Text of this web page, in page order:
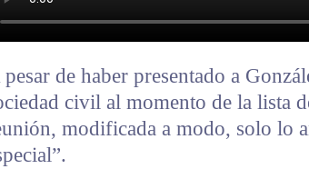
de haber presentado a
civil al momento de la lista
modificada a modo, solo lo